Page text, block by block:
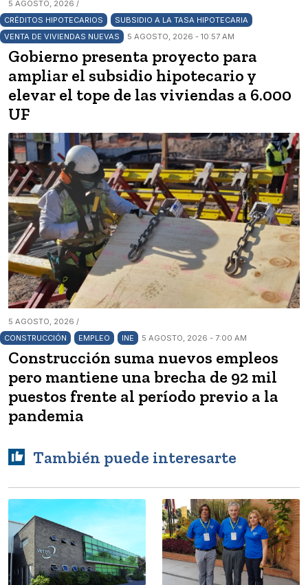
5 AGOSTO, 2026 /
CRÉDITOS HIPOTECARIOS
SUBSIDIO A LA TASA HIPOTECARIA
VENTA DE VIVIENDAS NUEVAS
5 AGOSTO, 2026 - 10:57 AM
Gobierno presenta proyecto para
ampliar el subsidio hipotecario y
elevar el tope de las viviendas a 6.000
UF
5 AGOSTO, 2026 /
CONSTRUCCIÓN
EMPLEO INE 5 AGOSTO, 2026 - 7:00 AM
Construcción suma nuevos empleos
pero mantiene una brecha de 92 mil
puestos frente al período previo a la
pandemia
También puede interesarte